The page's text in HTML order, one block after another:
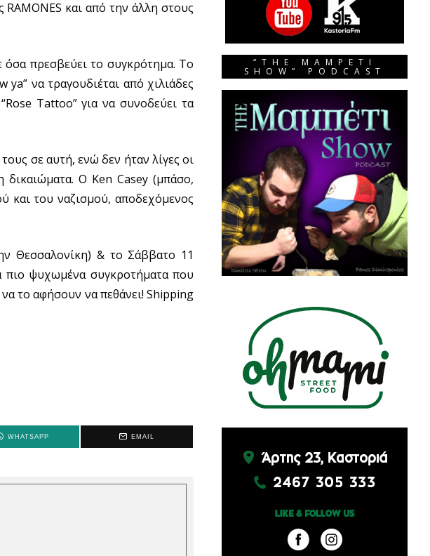
και από την άλλη στους
όσα πρεσβεύει το συγκρότημα. Το
να τραγουδιέται από χιλιάδες
Tattoo” για να συνοδεύει τα
σε αυτή, ενώ δεν ήταν λίγες οι
δικαιώματα. Ο Κen Casey (μπάσο,
και του ναζισμού, αποδεχόμενος
Θεσσαλονίκη) & το Σάββατο 11
πιο ψυχωμένα συγκροτήματα που
το αφήσουν να πεθάνει! Shipping
WHATSAPP EMAIL
“THE MAMPETI
SHOW” PODCAST